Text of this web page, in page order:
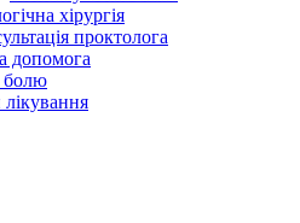
хірургія
проктолога
допомога
болю
лікування